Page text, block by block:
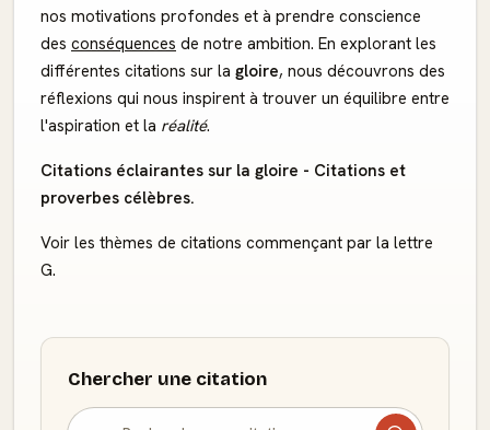
nos motivations profondes et à prendre conscience
des conséquences de notre ambition. En explorant les
différentes citations sur la gloire, nous découvrons des
réflexions qui nous inspirent à trouver un équilibre entre
l'aspiration et la réalité.
Citations éclairantes sur la gloire - Citations et
proverbes célèbres.
Voir les thèmes de citations commençant par la lettre
G.
Chercher une citation